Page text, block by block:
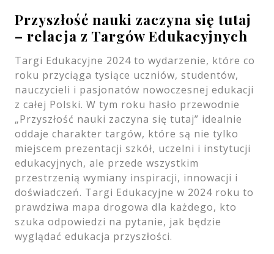
Przyszłość nauki zaczyna się tutaj
– relacja z Targów Edukacyjnych
Targi Edukacyjne 2024 to wydarzenie, które co
roku przyciąga tysiące uczniów, studentów,
nauczycieli i pasjonatów nowoczesnej edukacji
z całej Polski. W tym roku hasło przewodnie
„Przyszłość nauki zaczyna się tutaj” idealnie
oddaje charakter targów, które są nie tylko
miejscem prezentacji szkół, uczelni i instytucji
edukacyjnych, ale przede wszystkim
przestrzenią wymiany inspiracji, innowacji i
doświadczeń. Targi Edukacyjne w 2024 roku to
prawdziwa mapa drogowa dla każdego, kto
szuka odpowiedzi na pytanie, jak będzie
wyglądać edukacja przyszłości.